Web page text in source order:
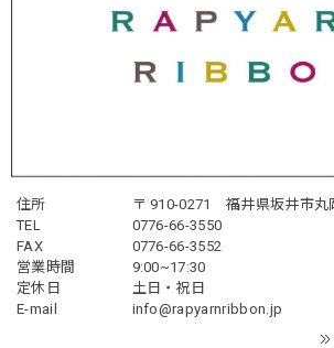
住所
〒 910-0271 福井県坂井市丸
TEL
0776-66-3550
FAX
0776-66-3552
営業時間
9:00~17:30
定休日
土日・祝日
E-mail
info@rapyarnribbon.jp